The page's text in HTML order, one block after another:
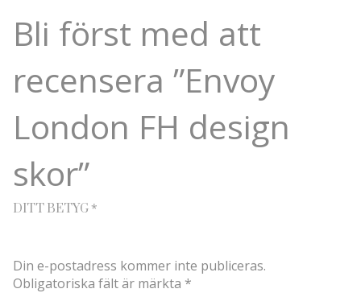
Bli först med att
recensera ”Envoy
London FH design
skor”
Din e-postadress kommer inte publiceras.
Obligatoriska fält är märkta *
DITT BETYG*